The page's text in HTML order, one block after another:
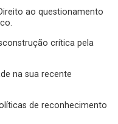
ao questionamento
crítica pela
na sua recente
de reconhecimento